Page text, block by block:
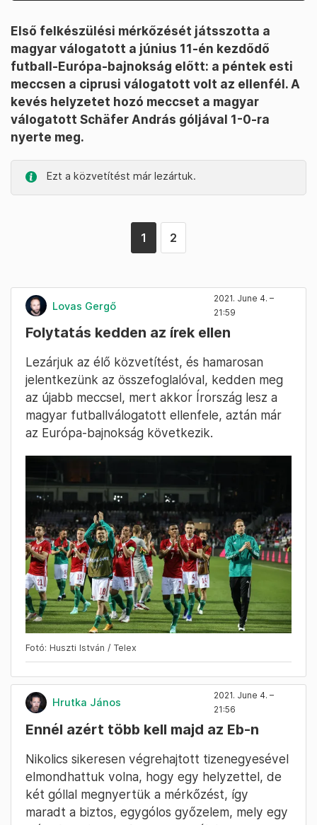
Első felkészülési mérkőzését játsszotta a
magyar válogatott a június 11-én kezdődő
futball-Európa-bajnokság előtt: a péntek esti
meccsen a ciprusi válogatott volt az ellenfél. A
kevés helyzetet hozó meccset a magyar
válogatott Schäfer András góljával 1-0-ra
nyerte meg.
Ezt a közvetítést már lezártuk.
1 2
Lovas Gergő
2021. June 4. –
21:59
Folytatás kedden az írek ellen
Lezárjuk az élő közvetítést, és hamarosan
jelentkezünk az összefoglalóval, kedden meg
az újabb meccsel, mert akkor Írország lesz a
magyar futballválogatott ellenfele, aztán már
az Európa-bajnokság következik.
Fotó: Huszti István / Telex
Hrutka János
2021. June 4. –
21:56
Ennél azért több kell majd az Eb-n
Nikolics sikeresen végrehajtott tizenegyesével
elmondhattuk volna, hogy egy helyzettel, de
két góllal megnyertük a mérkőzést, így
maradt a biztos, egygólos győzelem, mely egy